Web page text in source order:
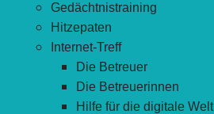
Gedächtnistraining
Hitzepaten
Internet-Treff
Die Betreuer
Die Betreuerinnen
Hilfe für die digitale Welt